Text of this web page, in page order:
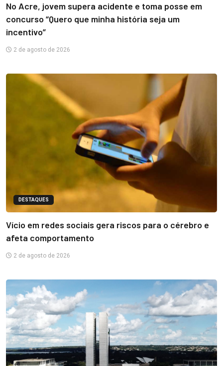
No Acre, jovem supera acidente e toma posse em
concurso “Quero que minha história seja um
incentivo”
2 de agosto de 2026
DESTAQUES
Vício em redes sociais gera riscos para o cérebro e
afeta comportamento
2 de agosto de 2026